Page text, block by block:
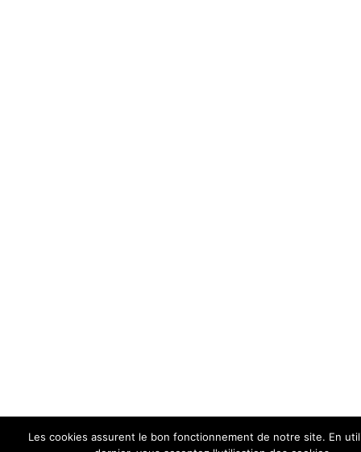
Les cookies assurent le bon fonctionnement de notre site. En